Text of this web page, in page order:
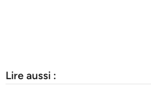
Lire aussi :